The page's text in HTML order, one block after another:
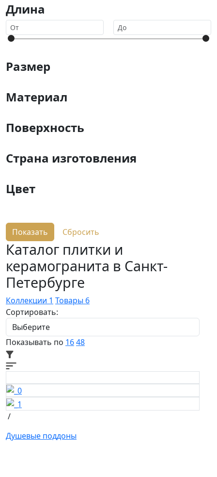
Длина
Размер
Материал
Поверхность
Страна изготовления
Цвет
Каталог плитки и
керамогранита в Санкт-
Петербурге
Коллекции 1 Товары 6
Сортировать:
Показывать по 1648
/
Душевые поддоны